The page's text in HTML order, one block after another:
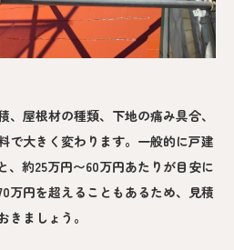
屋根材の種類、下地の痛み具合、
で大きく変わります。一般的に戸建
、約25万円〜60万円あたりが目安に
万円を超えることもあるため、見積
きましょう。